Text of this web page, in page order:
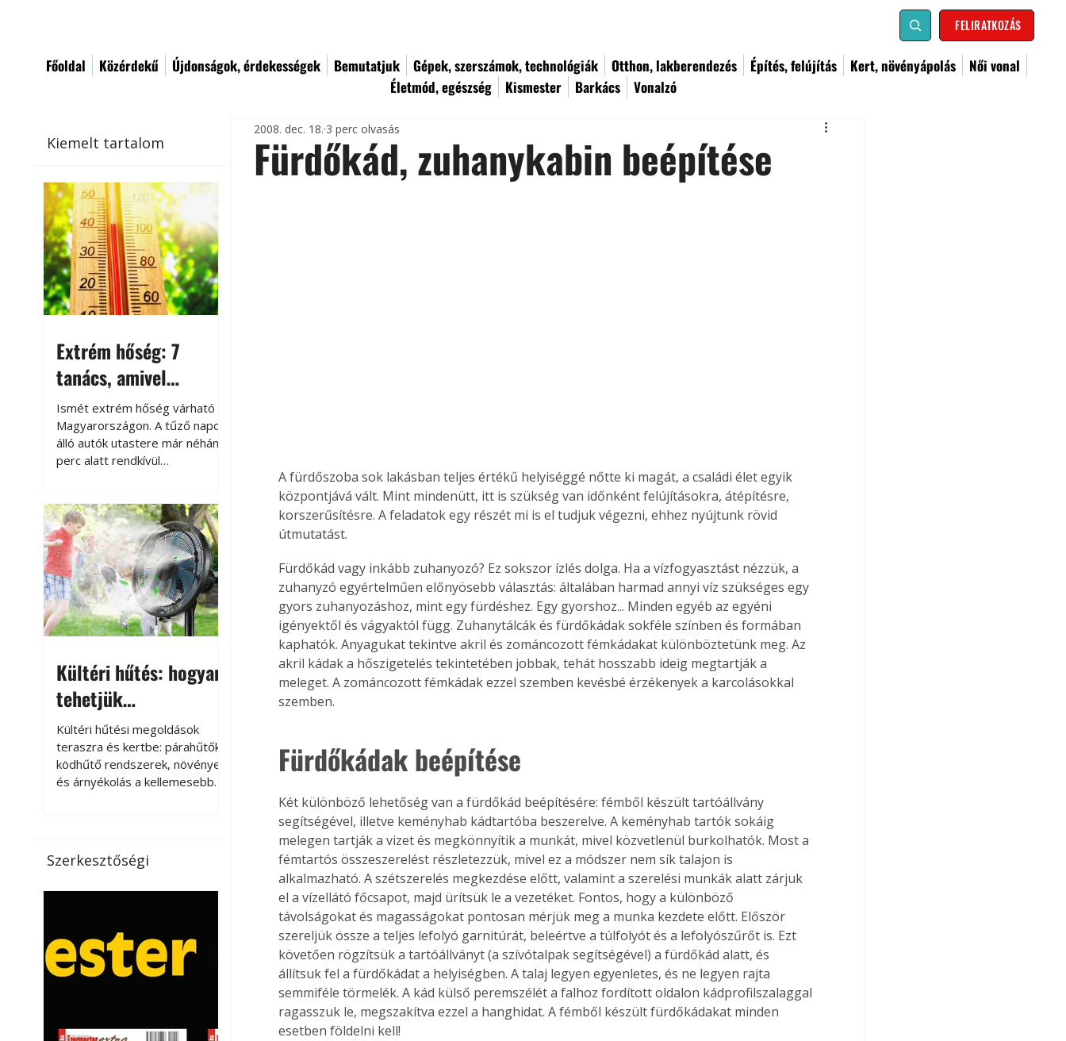
FELIRATKOZÁS
Főoldal Közérdekű Újdonságok, érdekességek Bemutatjuk Gépek, szerszámok, technológiák Otthon, lakberendezés Építés, felújítás Kert, növényápolás
Női vonal
Életmód, egészség
Kismester Barkács Vonalzó
Kiemelt tartalom
Extrém hőség: 7
tanács, amivel
megóvhatjuk
autónkat a nyári
károktól
Ismét extrém hőség várható
Magyarországon. A tűző napon
álló autók utastere már néhány
perc alatt rendkívül
megközelítheti. Ez nemcsak a
beszállást teszi kellemetlenné,
hanem az autó állapotára és a
benne hagyott tárgyakra is
káros hatással lehet. Néhány
egyszerű óvintézkedéssel
azonban jelentősen
csökkenthetjük a hőség káros
Kültéri hűtés: hogyan
tehetjük
kellemesebbé a
teraszt és a kertet?
Kültéri hűtési megoldások
teraszra és kertbe: párahűtők,
ködhűtő rendszerek, növények
és árnyékolás a kellemesebb
jelentőséget kapott, ahogy a
nyári hőhullámok gyakoribbá és
a megoldást a meleg ellen, ma
már egyre többen keresnek
olyan kültéri hűtési
vendégl
Szerkesztőségi
Fürdőkád, zuhanykabin beépítése
2008. dec. 18. 3 perc olvasás
A fürdőszoba sok lakásban teljes értékű helyiséggé nőtte ki magát, a családi élet egyik
központjává vált. Mint mindenütt, itt is szükség van időnként felújításokra, átépítésre,
korszerűsítésre. A feladatok egy részét mi is el tudjuk végezni, ehhez nyújtunk rövid
útmutatást.
Fürdőkád vagy inkább zuhanyozó? Ez sokszor ízlés dolga. Ha a vízfogyasztást nézzük, a
zuhanyzó egyértelműen előnyösebb választás: általában harmad annyi víz szükséges egy
gyors zuhanyozáshoz, mint egy fürdéshez. Egy gyorshoz... Minden egyéb az egyéni
igényektől és vágyaktól függ. Zuhanytálcák és fürdőkádak sokféle színben és formában
kaphatók. Anyagukat tekintve akril és zománcozott fémkádakat különböztetünk meg. Az
akril kádak a hőszigetelés tekintetében jobbak, tehát hosszabb ideig megtartják a
meleget. A zománcozott fémkádak ezzel szemben kevésbé érzékenyek a karcolásokkal
szemben.
Fürdőkádak beépítése
Két különböző lehetőség van a fürdőkád beépítésére: fémből készült tartóállvány
segítségével, illetve keményhab kádtartóba beszerelve. A keményhab tartók sokáig
melegen tartják a vizet és megkönnyítik a munkát, mivel közvetlenül burkolhatók. Most a
fémtartós összeszerelést részletezzük, mivel ez a módszer nem sík talajon is
alkalmazható. A szétszerelés megkezdése előtt, valamint a szerelési munkák alatt zárjuk
el a vízellátó főcsapot, majd ürítsük le a vezetéket. Fontos, hogy a különböző
távolságokat és magasságokat pontosan mérjük meg a munka kezdete előtt. Először
szereljük össze a teljes lefolyó garnitúrát, beleértve a túlfolyót és a lefolyószűrőt is. Ezt
követően rögzítsük a tartóállványt (a szívótalpak segítségével) a fürdőkád alatt, és
állítsuk fel a fürdőkádat a helyiségben. A talaj legyen egyenletes, és ne legyen rajta
semmiféle törmelék. A kád külső peremszélét a falhoz fordított oldalon kádprofilszalaggal
ragasszuk le, megszakítva ezzel a hanghidat. A fémből készült fürdőkádakat minden
esetben földelni kell!